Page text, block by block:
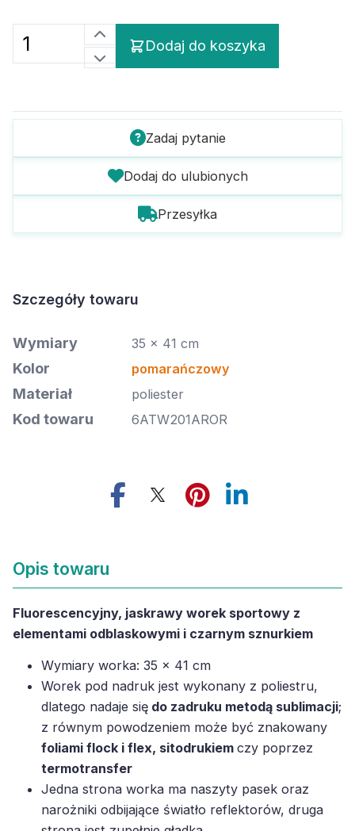
Dodaj do koszyka
Zadaj pytanie
Dodaj do ulubionych
Przesyłka
Szczegóły towaru
Wymiary 35 x 41 cm
Kolor pomarańczowy
Materiał poliester
Kod towaru 6ATW201AROR
Opis towaru
Fluorescencyjny, jaskrawy worek sportowy z
elementami odblaskowymi i czarnym sznurkiem
Wymiary worka: 35 x 41 cm
Worek pod nadruk jest wykonany z poliestru,
dlatego nadaje się do zadruku metodą sublimacji;
z równym powodzeniem może być znakowany
foliami flock i flex, sitodrukiem czy poprzez
termotransfer
Jedna strona worka ma naszyty pasek oraz
narożniki odbijające światło reflektorów, druga